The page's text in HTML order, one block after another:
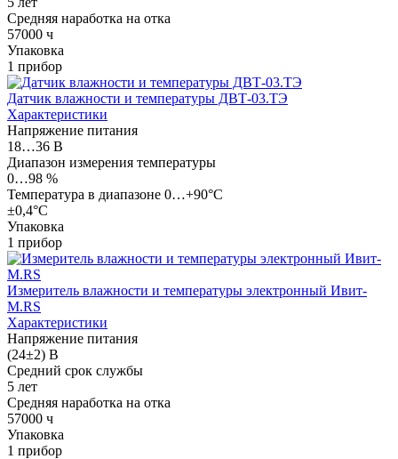
Средняя наработка на отка
57000 ч
Упаковка
1 прибор
Датчик влажности и температуры ДВТ-03.ТЭ
Характеристики
Напряжение питания
18…36 В
Диапазон измерения температуры
0…98 %
Температура в диапазоне 0…+90°С
±0,4°С
Упаковка
1 прибор
Измеритель влажности и температуры электронный Ивит-
М.RS
Характеристики
Напряжение питания
(24±2) В
Средний срок службы
5 лет
Средняя наработка на отка
57000 ч
Упаковка
1 прибор